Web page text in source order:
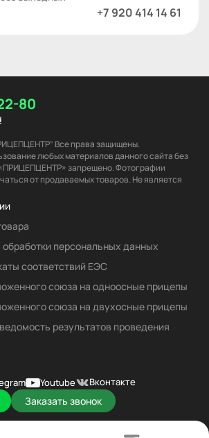
+7 920 414 14 61
80
Все права защищены.
любых материалов данного сайта без
запрещено. Фотографии
от продаваемых товаров. Не является
обработки персональных данных
соответствий ЕЭС
союза на одноосные прицепы
союза на двухосные прицепы
результатов проведения
Youtube Вконтакте
Заказать звонок